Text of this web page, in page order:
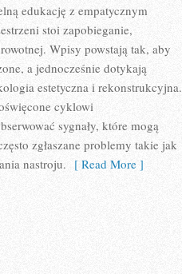
edukację z empatycznym
stoi zapobieganie,
Wpisy powstają tak, aby
a jednocześnie dotykają
estetyczna i rekonstrukcyjna.
cyklowi
sygnały, które mogą
zgłaszane problemy takie jak
nastroju. [ Read More ]